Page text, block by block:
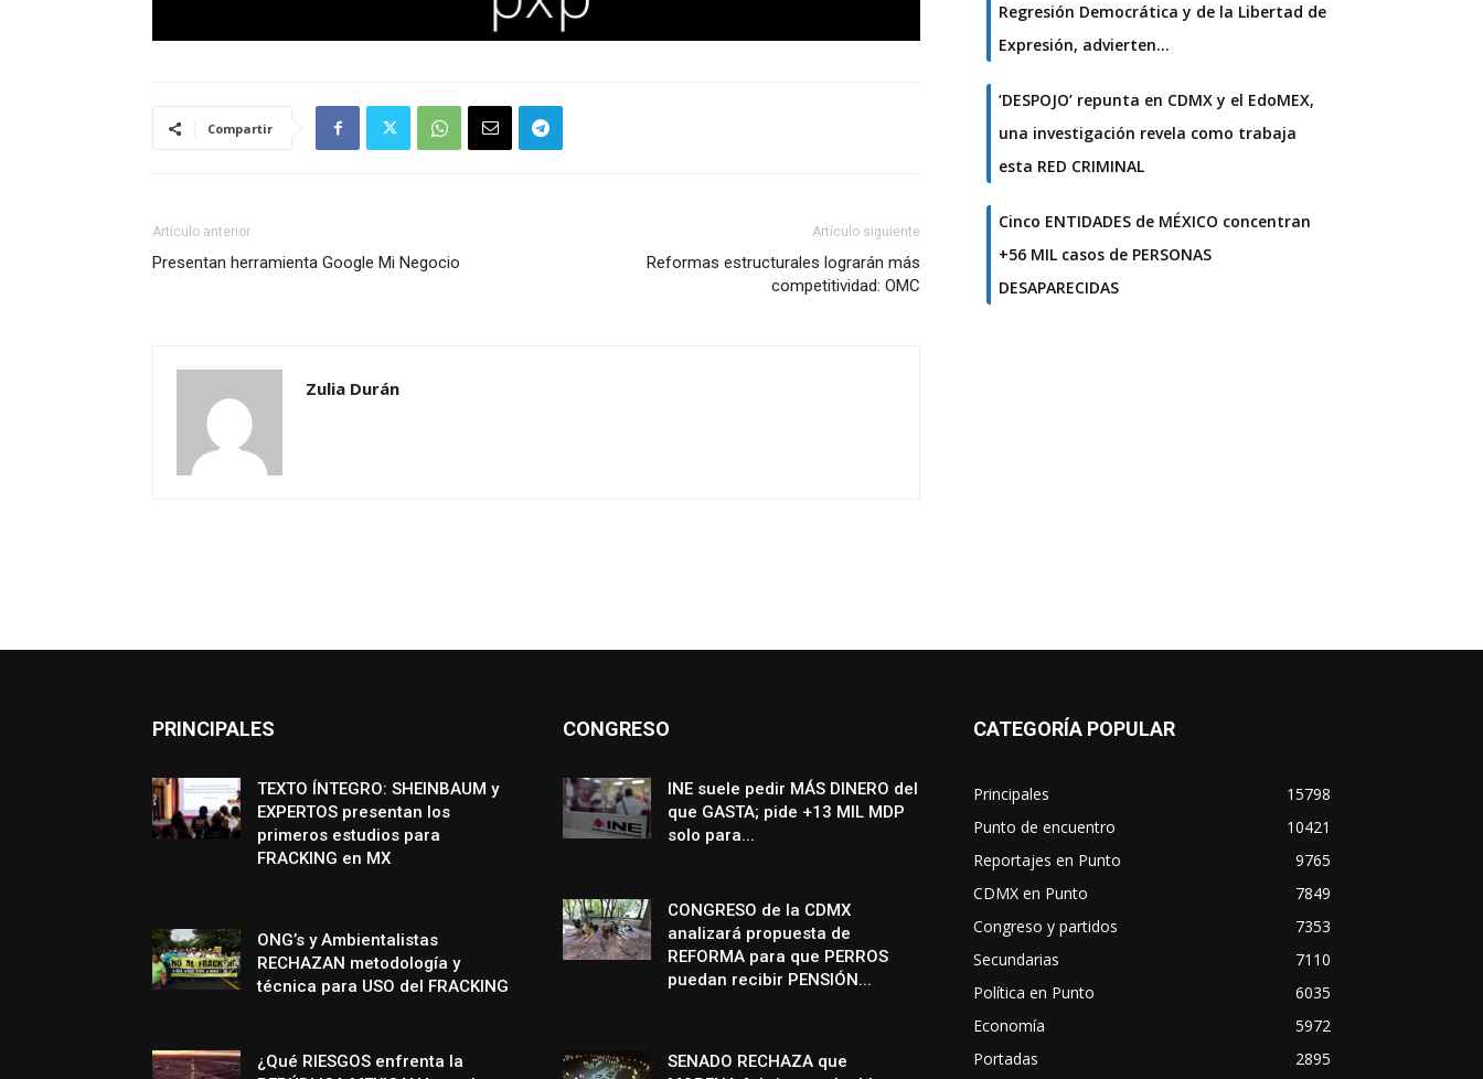
Compartir
Artículo anterior
Presentan herramienta Google Mi Negocio
Artículo siguiente
Reformas estructurales lograrán más
competitividad: OMC
Zulia Durán
Regresión Democrática y de la Libertad de
Expresión, advierten…
‘DESPOJO’ repunta en CDMX y el EdoMEX,
una investigación revela como trabaja
esta RED CRIMINAL
Cinco ENTIDADES de MÉXICO concentran
+56 MIL casos de PERSONAS
DESAPARECIDAS
PRINCIPALES
TEXTO ÍNTEGRO: SHEINBAUM y
EXPERTOS presentan los
primeros estudios para
FRACKING en MX
ONG’s y Ambientalistas
RECHAZAN metodología y
técnica para USO del FRACKING
¿Qué RIESGOS enfrenta la
CONGRESO
INE suele pedir MÁS DINERO del
que GASTA; pide +13 MIL MDP
solo para...
CONGRESO de la CDMX
analizará propuesta de
REFORMA para que PERROS
puedan recibir PENSIÓN...
SENADO RECHAZA que
CATEGORÍA POPULAR
Principales
15798
Punto de encuentro
10421
Reportajes en Punto
9765
CDMX en Punto
7849
Congreso y partidos
7353
Secundarias
7110
Política en Punto
6035
Economía
5972
Portadas
2895